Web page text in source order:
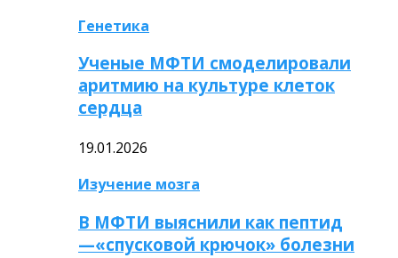
Генетика
Ученые МФТИ смоделировали
аритмию на культуре клеток
сердца
19.01.2026
Изучение мозга
В МФТИ выяснили как пептид
—«спусковой крючок» болезни